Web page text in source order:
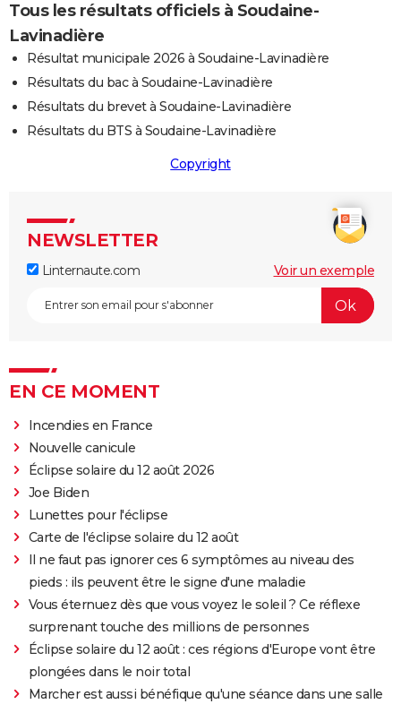
Tous les résultats officiels à Soudaine-
Lavinadière
Résultat municipale 2026 à Soudaine-Lavinadière
Résultats du bac à Soudaine-Lavinadière
Résultats du brevet à Soudaine-Lavinadière
Résultats du BTS à Soudaine-Lavinadière
Copyright
NEWSLETTER
Linternaute.com Voir un exemple
EN CE MOMENT
Incendies en France
Nouvelle canicule
Éclipse solaire du 12 août 2026
Joe Biden
Lunettes pour l'éclipse
Carte de l'éclipse solaire du 12 août
Il ne faut pas ignorer ces 6 symptômes au niveau des
pieds : ils peuvent être le signe d'une maladie
Vous éternuez dès que vous voyez le soleil ? Ce réflexe
surprenant touche des millions de personnes
Éclipse solaire du 12 août : ces régions d'Europe vont être
plongées dans le noir total
Marcher est aussi bénéfique qu'une séance dans une salle